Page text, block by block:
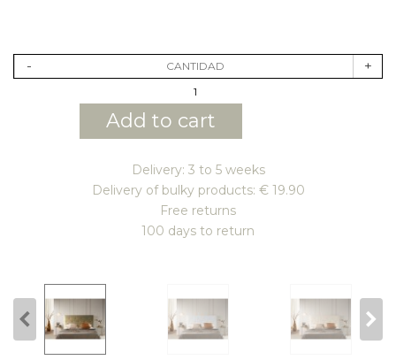
CANTIDAD
- +
Add to cart
Delivery: 3 to 5 weeks
Delivery of bulky products: € 19.90
Free returns
100 days to return